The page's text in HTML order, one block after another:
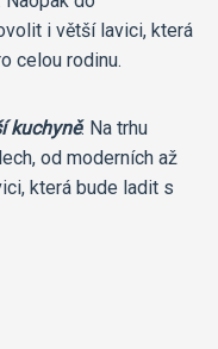
i větší lavici, která
celou rodinu.
kuchyně. Na trhu
od moderních až
která bude ladit s